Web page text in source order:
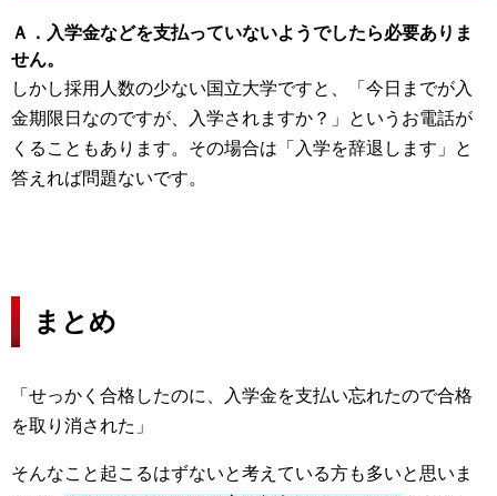
Ａ．入学金などを支払っていないようでしたら必要ありま
せん。
しかし採用人数の少ない国立大学ですと、「今日までが入
金期限日なのですが、入学されますか？」というお電話が
くることもあります。その場合は「入学を辞退します」と
答えれば問題ないです。
まとめ
「せっかく合格したのに、入学金を支払い忘れたので合格
を取り消された」
そんなこと起こるはずないと考えている方も多いと思いま